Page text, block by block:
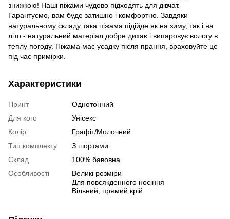
знижкою! Наші піжами чудово підходять для дівчат.
Гарантуємо, вам буде затишно і комфортно. Завдяки
натуральному складу така піжама підійде як на зиму, так і на
літо - натуральний матеріал добре дихає і випаровує вологу в
теплу погоду. Піжама має усадку після прання, враховуйте це
під час примірки.
Характеристики
Принт
Однотонний
Для кого
Унісекс
Колір
Графіт/Молочний
Тип комплекту
З шортами
Склад
100% бавовна
Особливості
Великі розміри
Для повсякденного носіння
Вільний, прямий крій